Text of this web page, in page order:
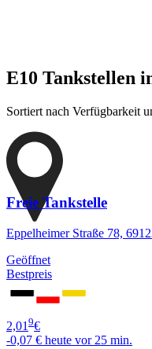
E10 Tankstellen
Sortiert nach Verfügbarkeit
Freie Tankstelle
Eppelheimer Straße 78,
Geöffnet
Bestpreis
2,01 9€
-0,07 € heute vor 25 min.